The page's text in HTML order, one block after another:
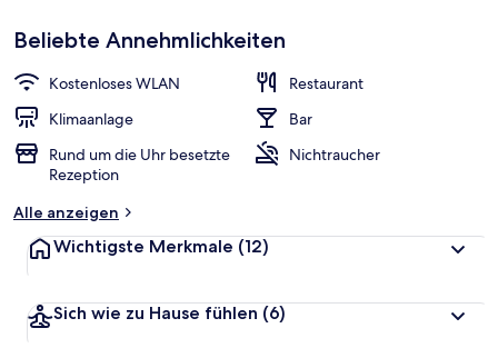
Beliebte Annehmlichkeiten
Kostenloses WLAN
Restaurant
Klimaanlage
Bar
Rund um die Uhr besetzte
Rezeption
Nichtraucher
Alle anzeigen
Wichtigste Merkmale (12)
Sich wie zu Hause fühlen (6)